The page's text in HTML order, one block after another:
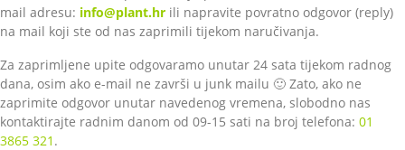
mail adresu: info@plant.hr ili napravite povratno odgovor (reply)
na mail koji ste od nas zaprimili tijekom naručivanja.
Za zaprimljene upite odgovaramo unutar 24 sata tijekom radnog
dana, osim ako e-mail ne završi u junk mailu 🙂 Zato, ako ne
zaprimite odgovor unutar navedenog vremena, slobodno nas
kontaktirajte radnim danom od 09-15 sati na broj telefona: 01
3865 321 .